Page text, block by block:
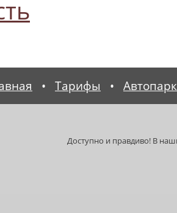
• Тарифы • Автопарк
Доступно и правдиво! В